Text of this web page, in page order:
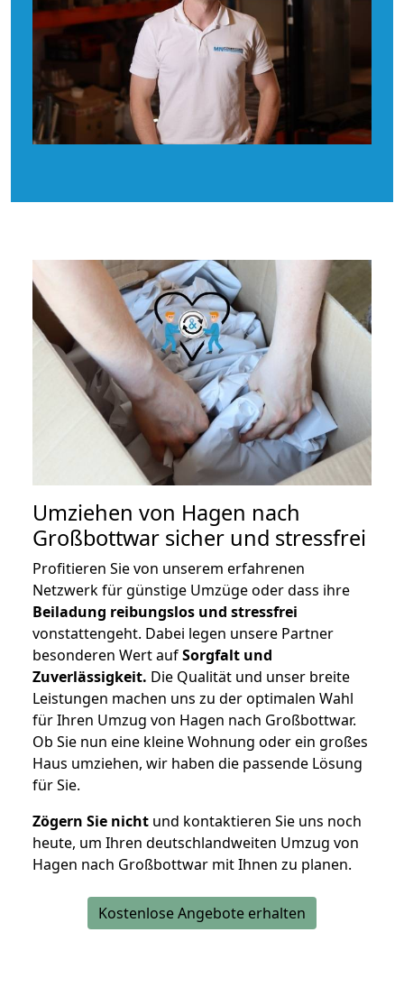
Umziehen von Hagen nach
Großbottwar sicher und stressfrei
Profitieren Sie von unserem erfahrenen
Netzwerk für günstige Umzüge oder dass ihre
Beiladung reibungslos und stressfrei
vonstattengeht. Dabei legen unsere Partner
besonderen Wert aufSorgfalt und
Zuverlässigkeit. Die Qualität und unser breite
Leistungen machen uns zu der optimalen Wahl
für Ihren Umzug von Hagen nach Großbottwar.
Ob Sie nun eine kleine Wohnung oder ein großes
Haus umziehen, wir haben die passende Lösung
für Sie.
Zögern Sie nicht und kontaktieren Sie uns noch
heute, um Ihren deutschlandweiten Umzug von
Hagen nach Großbottwar mit Ihnen zu planen.
Kostenlose Angebote erhalten